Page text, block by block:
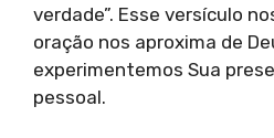
verdade”. Esse versículo
oração nos aproxima de
experimentemos Sua
pessoal.